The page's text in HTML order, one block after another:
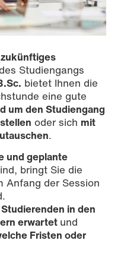
Studiengangs
bietet Ihnen die
eine gute
um den Studiengang
oder sich mit
.
und geplante
bringt Sie die
Anfang der Session
in den
erwartetund
Fristen oder